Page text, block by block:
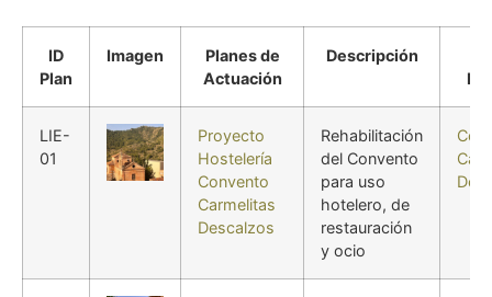
ID
Plan
Imagen
Planes de
Actuación
Descripción
LIE-
01
Proyecto
Hostelería
Convento
Carmelitas
Descalzos
Rehabilitación
del Convento
para uso
hotelero, de
restauración
y ocio